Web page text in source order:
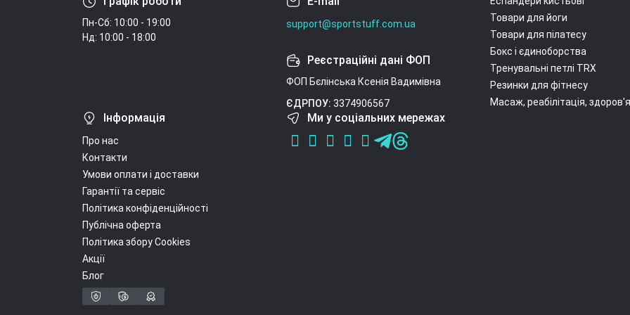
Пн-Сб: 10:00 - 19:00
Нд: 10:00 - 18:00
support@sportstuff.com.ua
Реєстраційні дані ФОП
ФОП Бєлінська Ксенія Вадимівна
ЄДРПОУ: 3374906567
Товари для йоги
Товари для пілатесу
Бокс і єдиноборства
Тренувальні петлі TRX
Резинки для фітнесу
Масаж, реабілітація, здоров'я
Інформація
Про нас
Контакти
Умови оплати і доставки
Гарантії та сервіс
Політика конфіденційності
Публічна оферта
Політика збору Cookies
Акції
Блог
Ми у соціальних мережах